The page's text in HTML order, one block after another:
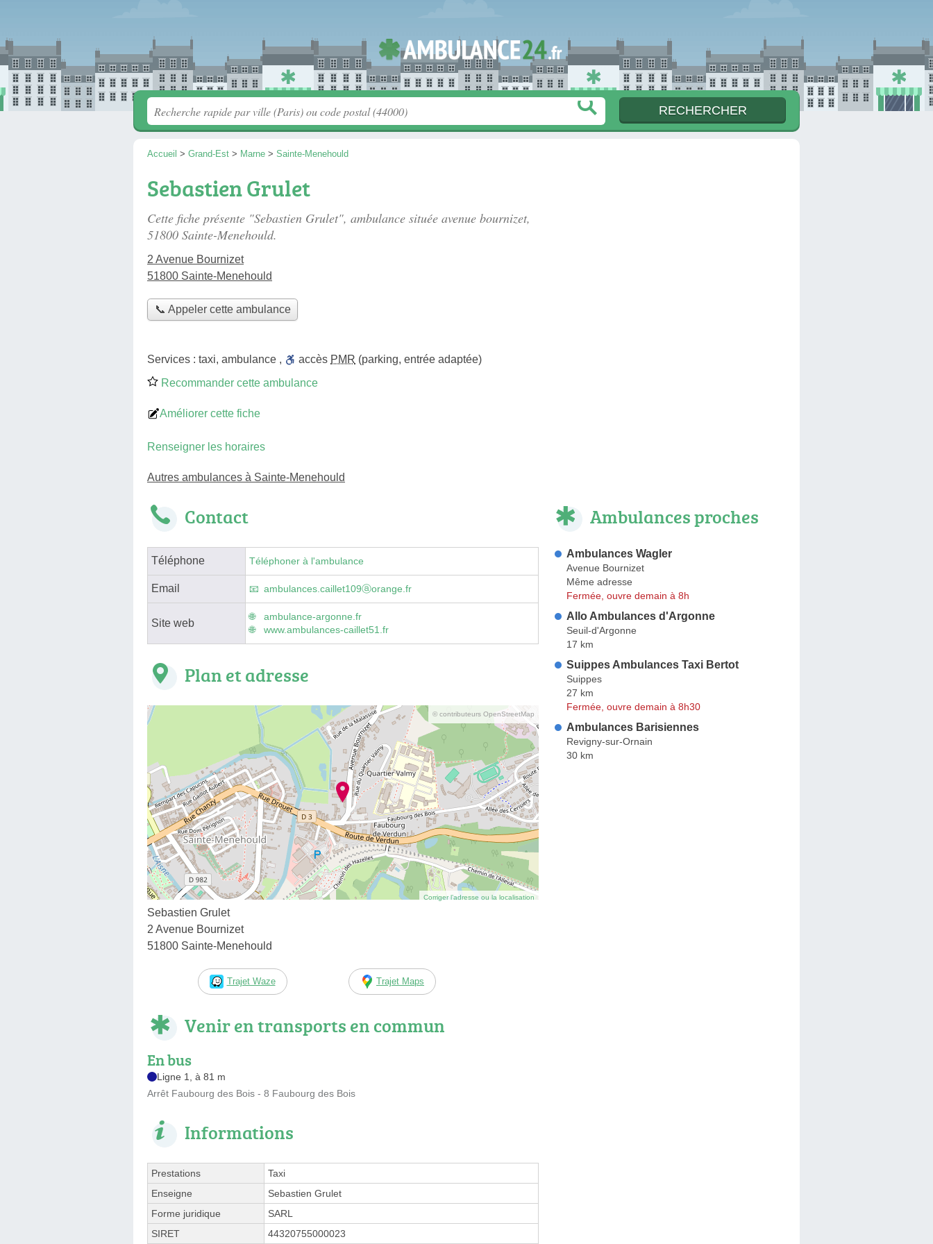
Accueil > Grand-Est > Marne > Sainte-Menehould
Sebastien Grulet
Cette fiche présente "Sebastien Grulet", ambulance située avenue bournizet,
51800 Sainte-Menehould.
2 Avenue Bournizet
51800 Sainte-Menehould
📞 Appeler cette ambulance
Services : taxi, ambulance , accès PMR (parking, entrée adaptée)
Recommander cette ambulance
Améliorer cette fiche
Renseigner les horaires
Autres ambulances à Sainte-Menehould
Contact
Téléphone Téléphoner à l'ambulance
Email ambulances.caillet109ⓐorange.fr
Site web
ambulance-argonne.fr
www.ambulances-caillet51.fr
Plan et adresse
© contributeurs OpenStreetMap
Corriger l’adresse ou la localisation
Sebastien Grulet
2 Avenue Bournizet
51800 Sainte-Menehould
Trajet Waze Trajet Maps
Venir en transports en commun
En bus
Ligne 1, à 81 m
Arrêt Faubourg des Bois - 8 Faubourg des Bois
Informations
Prestations
Taxi
Enseigne
Sebastien Grulet
Forme juridique
SARL
SIRET
44320755000023
Ambulances proches
Ambulances Wagler
Avenue Bournizet
Même adresse
Fermée, ouvre demain à 8h
Allo Ambulances d'Argonne
Seuil-d'Argonne
17 km
Suippes Ambulances Taxi Bertot
Suippes
27 km
Fermée, ouvre demain à 8h30
Ambulances Barisiennes
Revigny-sur-Ornain
30 km